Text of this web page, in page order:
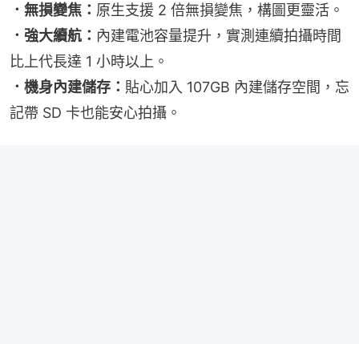
．無損變焦： 原生支援 2 倍無損變焦，構圖更靈活。
．強大續航： 內建電池容量提升，實測連續拍攝時間
比上代長達 1 小時以上。
．機身內建儲存： 貼心加入 107GB 內建儲存空間，忘
記帶 SD 卡也能安心拍攝。